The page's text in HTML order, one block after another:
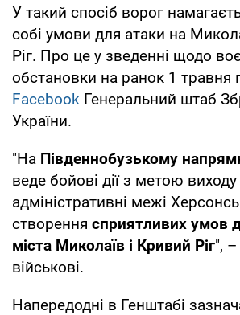
У такий спосіб ворог
собі умови для атаки на
Ріг. Про це у зведенні щодо
обстановки на ранок 1 травня
Facebook Генеральний штаб
України.
"На Південнобузькому
веде бойові дії з метою
адміністративні межі
створення сприятливих умов
міста Миколаїв і Кривий Ріг",
військові.
Напередодні в Генштабі